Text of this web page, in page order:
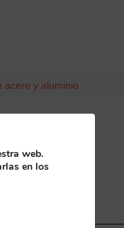
acero y aluminio
web.
en los